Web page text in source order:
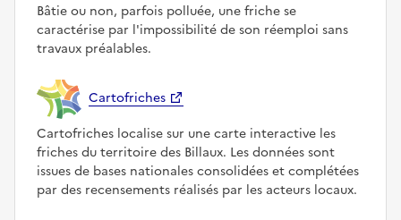
Bâtie ou non, parfois polluée, une friche se
caractérise par l'impossibilité de son réemploi sans
travaux préalables.
Cartofriches
Cartofriches localise sur une carte interactive les
friches du territoire des Billaux. Les données sont
issues de bases nationales consolidées et complétées
par des recensements réalisés par les acteurs locaux.